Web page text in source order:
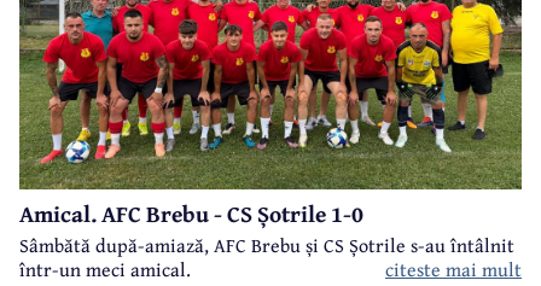
Amical. AFC Brebu - CS Șotrile 1-0
Sâmbătă după-amiază, AFC Brebu și CS Șotrile s-au întâlnit
într-un meci amical.
citeste mai mult